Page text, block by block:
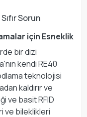
Sorun
için Esneklik
bir dizi
kendi RE40
teknolojisi
kaldırır ve
ve basit RFID
ve bileklikleri